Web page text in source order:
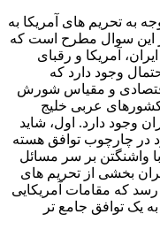
به تحریم های آمریکا به
این سوال مطرح است که
آمریکا و رقبای
وجود دارد که
و مقیاس شورش
عربی خلیج
وجود دارد. اول، شاید
در چارچوب توافق هسته
با واشنگتن بر سر مسائل
بخشی از تحریم های
که مقامات آمریکایی
یک توافق جامع تر